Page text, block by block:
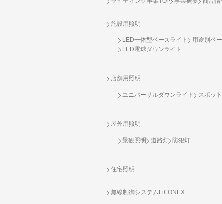
施設用照明
LED一体型ベースライト
用途別ベ
LED電球ダウンライト
店舗用照明
ユニバーサルダウンライト スポッ
屋外用照明
景観照明 道路灯 防犯灯
住宅照明
無線制御システムLiCONEX